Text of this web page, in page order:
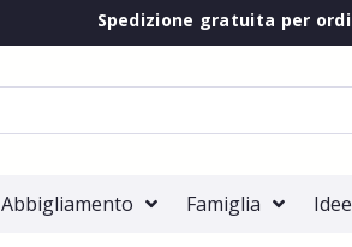
Spedizione gratuita per
Abbigliamento Famiglia